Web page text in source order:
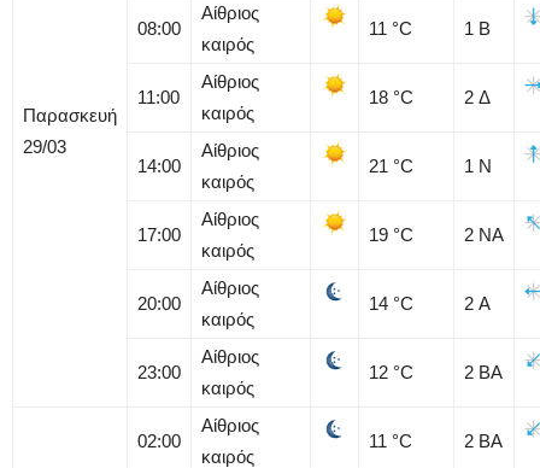
Παρασκευή
29/03
08:00
Αίθριος
καιρός
11 °C 1 Β
11:00
Αίθριος
καιρός
18 °C 2 Δ
14:00
Αίθριος
καιρός
21 °C 1 Ν
17:00
Αίθριος
καιρός
19 °C 2 ΝΑ
20:00
Αίθριος
καιρός
14 °C 2 Α
23:00
Αίθριος
καιρός
12 °C 2 ΒΑ
02:00
Αίθριος
καιρός
11 °C 2 ΒΑ